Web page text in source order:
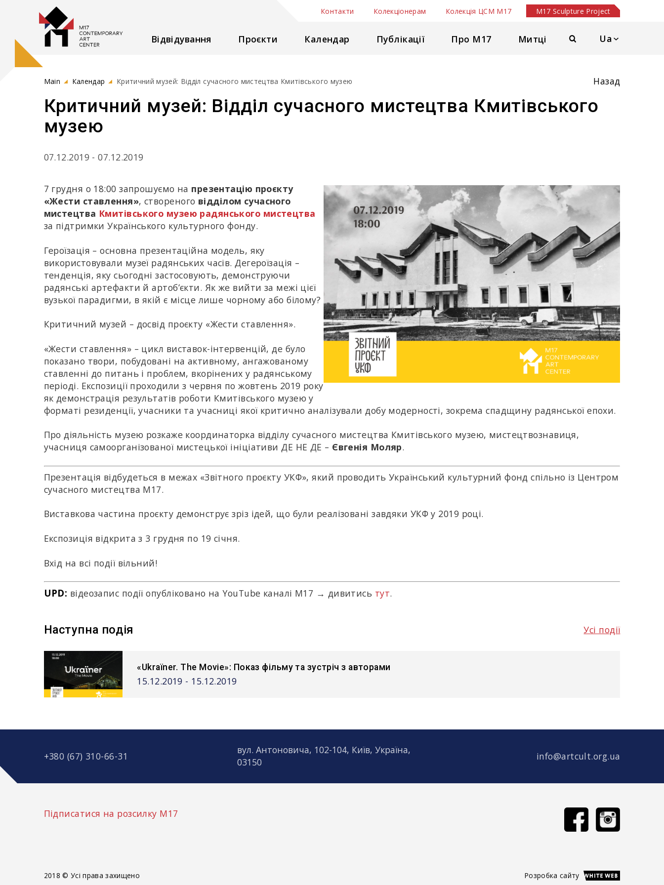
Ua
Відвідування Проєкти Календар Публікації Про М17 Митці
Контакти Колекціонерам Колекція ЦСМ М17 M17 Sculpture Project
Main Календар Критичний музей: Відділ сучасного мистецтва Кмитівського музею Назад
Критичний музей: Відділ сучасного мистецтва Кмитівського
музею
07.12.2019 - 07.12.2019
7 грудня о 18:00 запрошуємо на презентацію проєкту
«Жести ставлення», створеного відділом сучасного
мистецтва Кмитівського музею радянського мистецтва
за підтримки Українського культурного фонду.
Героїзація – основна презентаційна модель, яку
використовували музеї радянських часів. Дегероїзація –
тенденція, яку сьогодні застосовують, демонструючи
радянські артефакти й артоб’єкти. Як же вийти за межі цієї
вузької парадигми, в якій є місце лише чорному або білому?
Критичний музей – досвід проєкту «Жести ставлення».
«Жести ставлення» – цикл виставок-інтервенцій, де було
показано твори, побудовані на активному, ангажованому
ставленні до питань і проблем, вкорінених у радянському
періоді. Експозиції проходили з червня по жовтень 2019 року
як демонстрація результатів роботи Кмитівського музею у
форматі резиденції, учасники та учасниці якої критично аналізували добу модерності, зокрема спадщину радянської епохи.
Про діяльність музею розкаже координаторка відділу сучасного мистецтва Кмитівського музею, мистецтвознавиця,
учасниця самоорганізованої мистецької ініціативи ДЕ НЕ ДЕ – Євгенія Моляр.
Презентація відбудеться в межах «Звітного проєкту УКФ», який проводить Український культурний фонд спільно із Центром
сучасного мистецтва М17.
Виставкова частина проєкту демонструє зріз ідей, що були реалізовані завдяки УКФ у 2019 році.
Експозиція відкрита з 3 грудня по 19 січня.
Вхід на всі події вільний!
UPD: відеозапис події опубліковано на YouTube каналі М17 → дивитись тут.
Наступна подія Усі події
«Ukraїner. The Movie»: Показ фільму та зустріч з авторами
15.12.2019 - 15.12.2019
+380 (67) 310-66-31
вул. Антоновича, 102-104, Київ, Україна,
03150
info@artcult.org.ua
Підписатися на розсилку М17
Розробка сайту
2018 © Усі права захищено